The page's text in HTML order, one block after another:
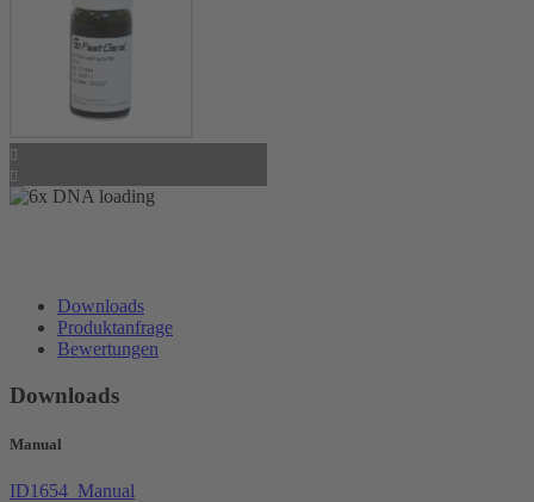
Downloads
Produktanfrage
Bewertungen
Downloads
Manual
ID1654_Manual